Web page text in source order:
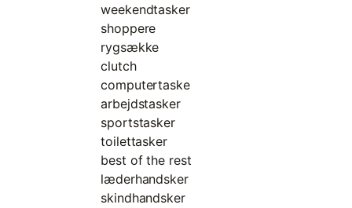
weekendtasker
shoppere
rygsække
clutch
computertaske
arbejdstasker
sportstasker
toilettasker
best of the rest
læderhandsker
skindhandsker